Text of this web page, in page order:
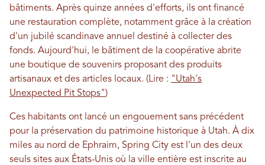
bâtiments. Après quinze années d'efforts, ils ont financé
une restauration complète, notamment grâce à la création
d'un jubilé scandinave annuel destiné à collecter des
fonds. Aujourd'hui, le bâtiment de la coopérative abrite
une boutique de souvenirs proposant des produits
artisanaux et des articles locaux. (Lire : "Utah's
Unexpected Pit Stops")
Ces habitants ont lancé un engouement sans précédent
pour la préservation du patrimoine historique à Utah. À dix
miles au nord de Ephraim, Spring City est l'un des deux
seuls sites aux États-Unis où la ville entière est inscrite au